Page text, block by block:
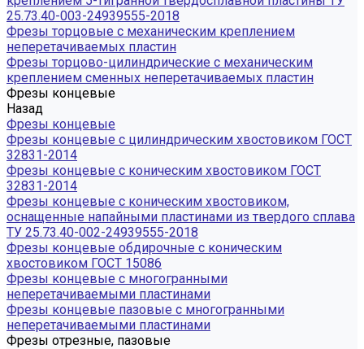
25.73.40-003-24939555-2018
Фрезы торцовые с механическим креплением
неперетачиваемых пластин
Фрезы торцово-цилиндрические с механическим
креплением сменных неперетачиваемых пластин
Фрезы концевые
Назад
Фрезы концевые
Фрезы концевые с цилиндрическим хвостовиком ГОСТ
32831-2014
Фрезы концевые с коническим хвостовиком ГОСТ
32831-2014
Фрезы концевые с коническим хвостовиком,
оснащенные напайными пластинами из твердого сплава
ТУ 25.73.40-002-24939555-2018
Фрезы концевые обдирочные с коническим
хвостовиком ГОСТ 15086
Фрезы концевые с многогранными
неперетачиваемыми пластинами
Фрезы концевые пазовые с многогранными
неперетачиваемыми пластинами
Фрезы отрезные, пазовые